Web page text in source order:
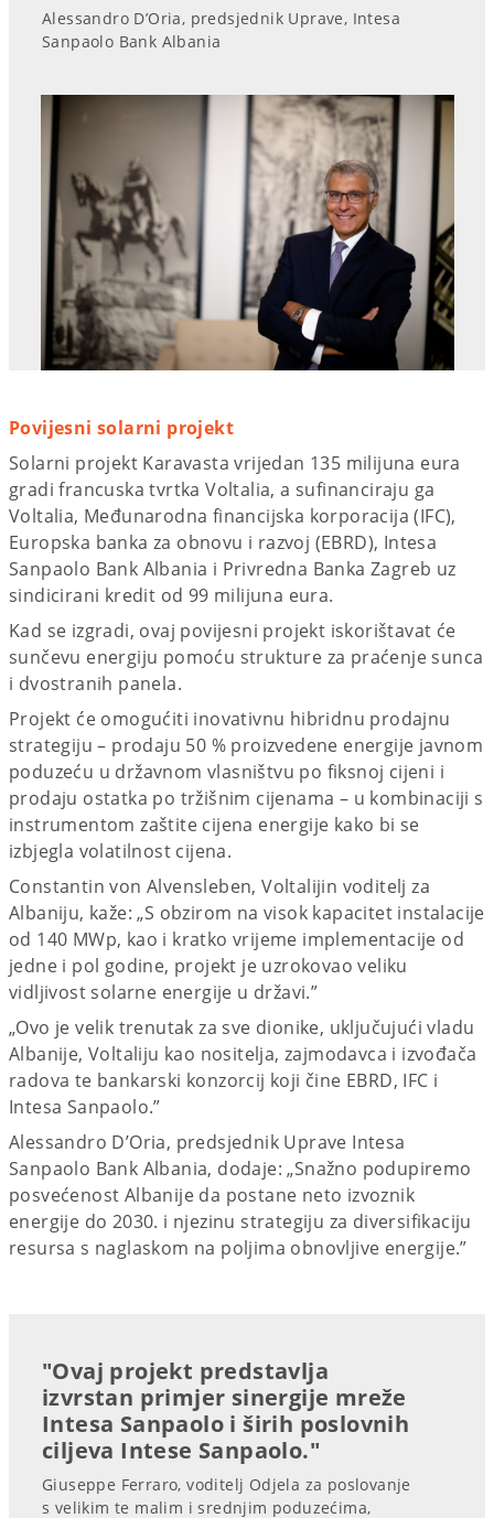
Alessandro D’Oria, predsjednik Uprave, Intesa
Sanpaolo Bank Albania
Povijesni solarni projekt
Solarni projekt Karavasta vrijedan 135 milijuna eura
gradi francuska tvrtka Voltalia, a sufinanciraju ga
Voltalia, Međunarodna financijska korporacija (IFC),
Europska banka za obnovu i razvoj (EBRD), Intesa
Sanpaolo Bank Albania i Privredna Banka Zagreb uz
sindicirani kredit od 99 milijuna eura.
Kad se izgradi, ovaj povijesni projekt iskorištavat će
sunčevu energiju pomoću strukture za praćenje sunca
i dvostranih panela.
Projekt će omogućiti inovativnu hibridnu prodajnu
strategiju – prodaju 50 % proizvedene energije javnom
poduzeću u državnom vlasništvu po fiksnoj cijeni i
prodaju ostatka po tržišnim cijenama – u kombinaciji s
instrumentom zaštite cijena energije kako bi se
izbjegla volatilnost cijena.
Constantin von Alvensleben, Voltalijin voditelj za
Albaniju, kaže: „S obzirom na visok kapacitet instalacije
od 140 MWp, kao i kratko vrijeme implementacije od
jedne i pol godine, projekt je uzrokovao veliku
vidljivost solarne energije u državi.”
„Ovo je velik trenutak za sve dionike, uključujući vladu
Albanije, Voltaliju kao nositelja, zajmodavca i izvođača
radova te bankarski konzorcij koji čine EBRD, IFC i
Intesa Sanpaolo.”
Alessandro D’Oria, predsjednik Uprave Intesa
Sanpaolo Bank Albania, dodaje: „Snažno podupiremo
posvećenost Albanije da postane neto izvoznik
energije do 2030. i njezinu strategiju za diversifikaciju
resursa s naglaskom na poljima obnovljive energije.”
"Ovaj projekt predstavlja
izvrstan primjer sinergije mreže
Intesa Sanpaolo i širih poslovnih
ciljeva Intese Sanpaolo."
Giuseppe Ferraro, voditelj Odjela za poslovanje
s velikim te malim i srednjim poduzećima,